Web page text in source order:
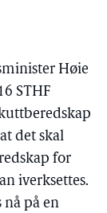
Høie
STHF
det skal
for
iverksettes.
nå på en